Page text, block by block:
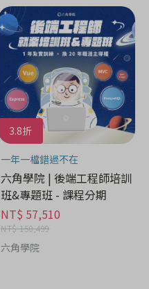
3.8折
一年一檔錯過不在
六角學院 | 後端工程師培訓
班&專題班 - 課程分期
NT$ 57,510
NT$ 150,499
六角學院